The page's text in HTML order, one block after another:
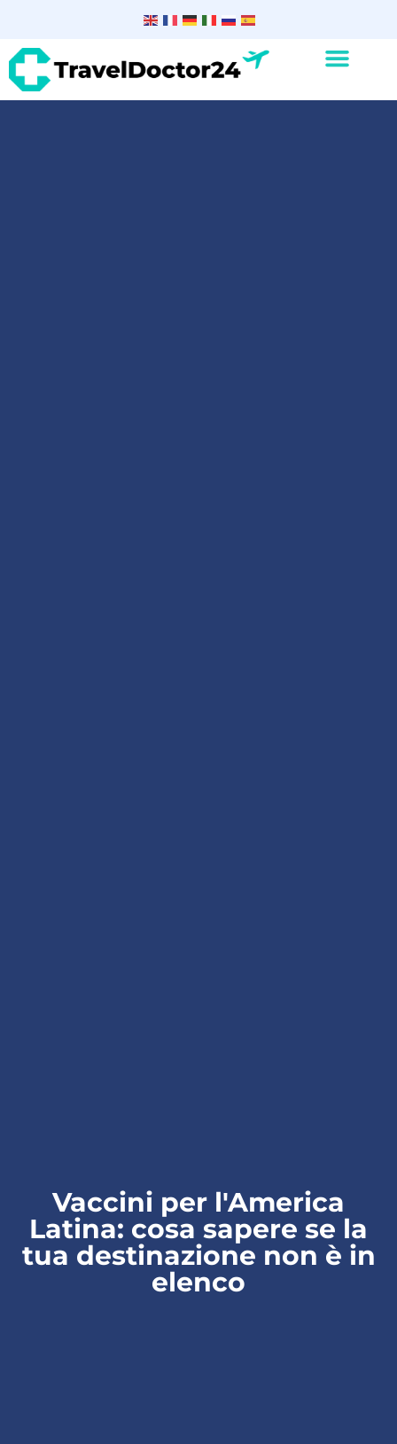
Vaccini per l'America
Latina: cosa sapere se la
tua destinazione non è in
elenco